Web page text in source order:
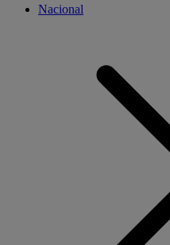
Nacional